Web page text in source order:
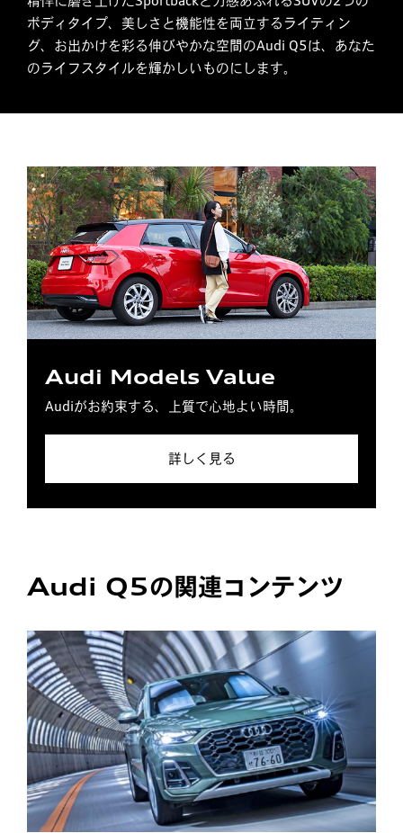
ボディタイプ、美しさと機能性を両立するライティン
グ、お出かけを彩る伸びやかな空間のAudi Q5は、あなた
のライフスタイルを輝かしいものにします。
Audi Models Value
Audiがお約束する、上質で心地よい時間。
詳しく見る
Audi Q5の関連コンテンツ